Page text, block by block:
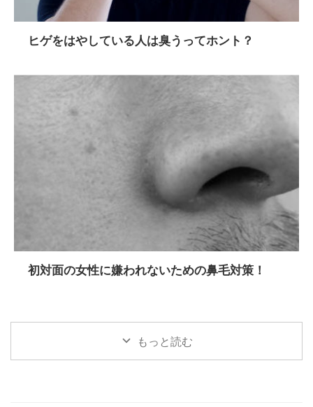
ヒゲをはやしている人は臭うってホント？
初対面の女性に嫌われないための鼻毛対策！
もっと読む